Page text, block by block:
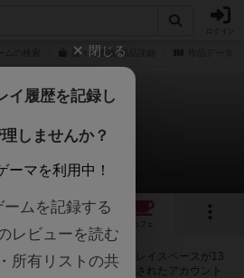
雅々の通販/商品詳細
々（がが）
フェ/スペースが提供中
13
カフェ
るボードゲームカフェ・プレイスペースが13
フィールの都道府県が設定されたアカウント
閉じる
イ履歴を記録し
しませんか？
ーマを利用中！
ムを記録する
レビューを読む
所有リストの共